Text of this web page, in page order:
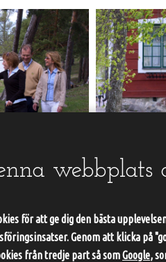
webbplats
för att ge dig den bästa
Genom att klicka på
från tredje part så somGoogle,